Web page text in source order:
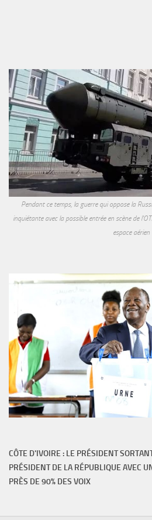
Pendant ce temps, la guerre qui oppose la
inquiétante avec la possible entrée en scène de
espace aérien
CÔTE D'IVOIRE : LE PRÉSIDENT
PRÉSIDENT DE LA RÉPUBLIQUE AVEC
PRÈS DE 90% DES VOIX